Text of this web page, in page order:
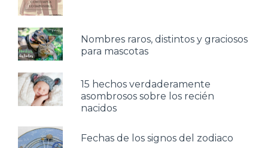
Nombres raros, distintos y graciosos
para mascotas
15 hechos verdaderamente
asombrosos sobre los recién
nacidos
Fechas de los signos del zodiaco